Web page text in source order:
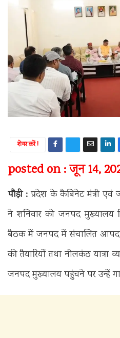
शेयर करें !
posted on : जून 14,
पौड़ी :प्रदेश के कैबिनेट मंत्री एवं
ने शनिवार को जनपद मुख्यालय
बैठक में जनपद में संचालित आपदा
की तैयारियों तथा नीलकंठ यात्रा
जनपद मुख्यालय पहुंचने पर उन्हें